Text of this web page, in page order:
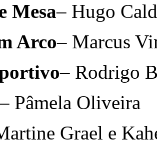
Mesa– Hugo
Arco– Marcus
– Rodrigo
Pâmela Oliveira
Grael e